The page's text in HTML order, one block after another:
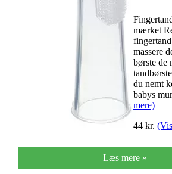
af
mærket
massere
børste de
du nemt
babys
mere)
44 kr.
Læs mere »